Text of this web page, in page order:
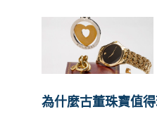
為什麼古董珠寶值